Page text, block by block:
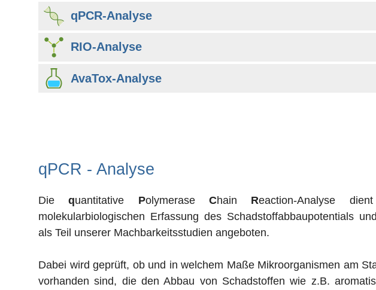
qPCR-Analyse
RIO-Analyse
AvaTox-Analyse
qPCR - Analyse
Diequantitative PolymeraseChain Reaction-Analyse
molekularbiologischen Erfassung des Schadstoffabbaupotentials
als Teil unserer Machbarkeitsstudien angeboten.
Dabei wird geprüft, ob und in welchem Maße Mikroorganismen am
vorhanden sind, die den Abbau von Schadstoffen wie z.B.